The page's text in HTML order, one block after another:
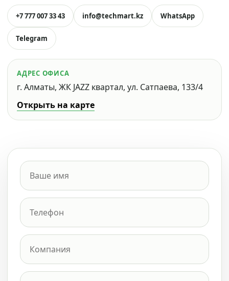
+7 777 007 33 43 info@techmart.kz WhatsApp
Telegram
АДРЕС ОФИСА
г. Алматы, ЖК JAZZ квартал, ул. Сатпаева, 133/4
Открыть на карте